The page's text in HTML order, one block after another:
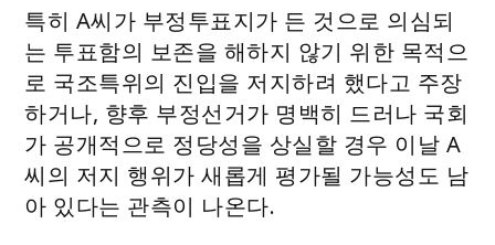
특히 A씨가 부정투표지가 든 것으로 의심되
는 투표함의 보존을 해하지 않기 위한 목적으
로 국조특위의 진입을 저지하려 했다고 주장
하거나, 향후 부정선거가 명백히 드러나 국회
가 공개적으로 정당성을 상실할 경우 이날 A
씨의 저지 행위가 새롭게 평가될 가능성도 남
아 있다는 관측이 나온다.